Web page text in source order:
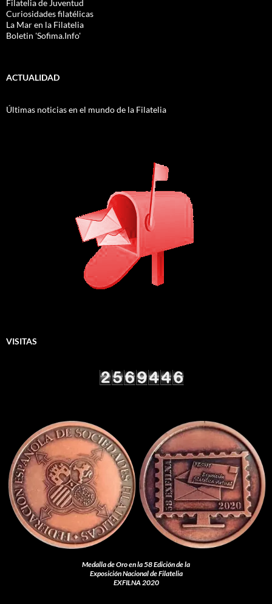
Filatelia de Juventud
Curiosidades filatélicas
La Mar en la Filatelia
Boletin 'Sofima.Info'
ACTUALIDAD
Últimas noticias en el mundo de la Filatelia
VISITAS
Medalla de Oro en la 58 Edición de la
Exposición Nacional de Filatelia
EXFILNA 2020